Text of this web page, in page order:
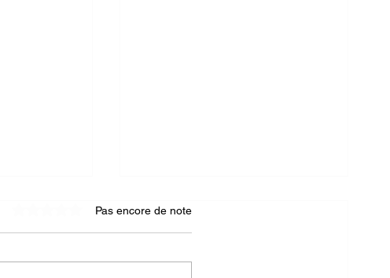
Noté 0 étoile sur 5.Pas encore de note